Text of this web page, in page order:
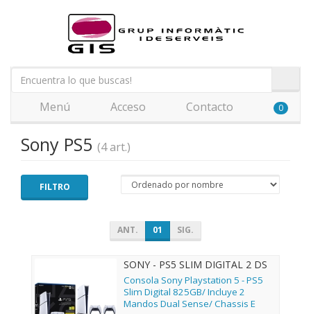
Menú Acceso Contacto 0
Sony PS5 (4 art.)
FILTRO
ANT. 01 SIG.
SONY - PS5 SLIM DIGITAL 2 DS
Consola Sony Playstation 5 - PS5
Slim Digital 825GB/ Incluye 2
Mandos Dual Sense/ Chassis E